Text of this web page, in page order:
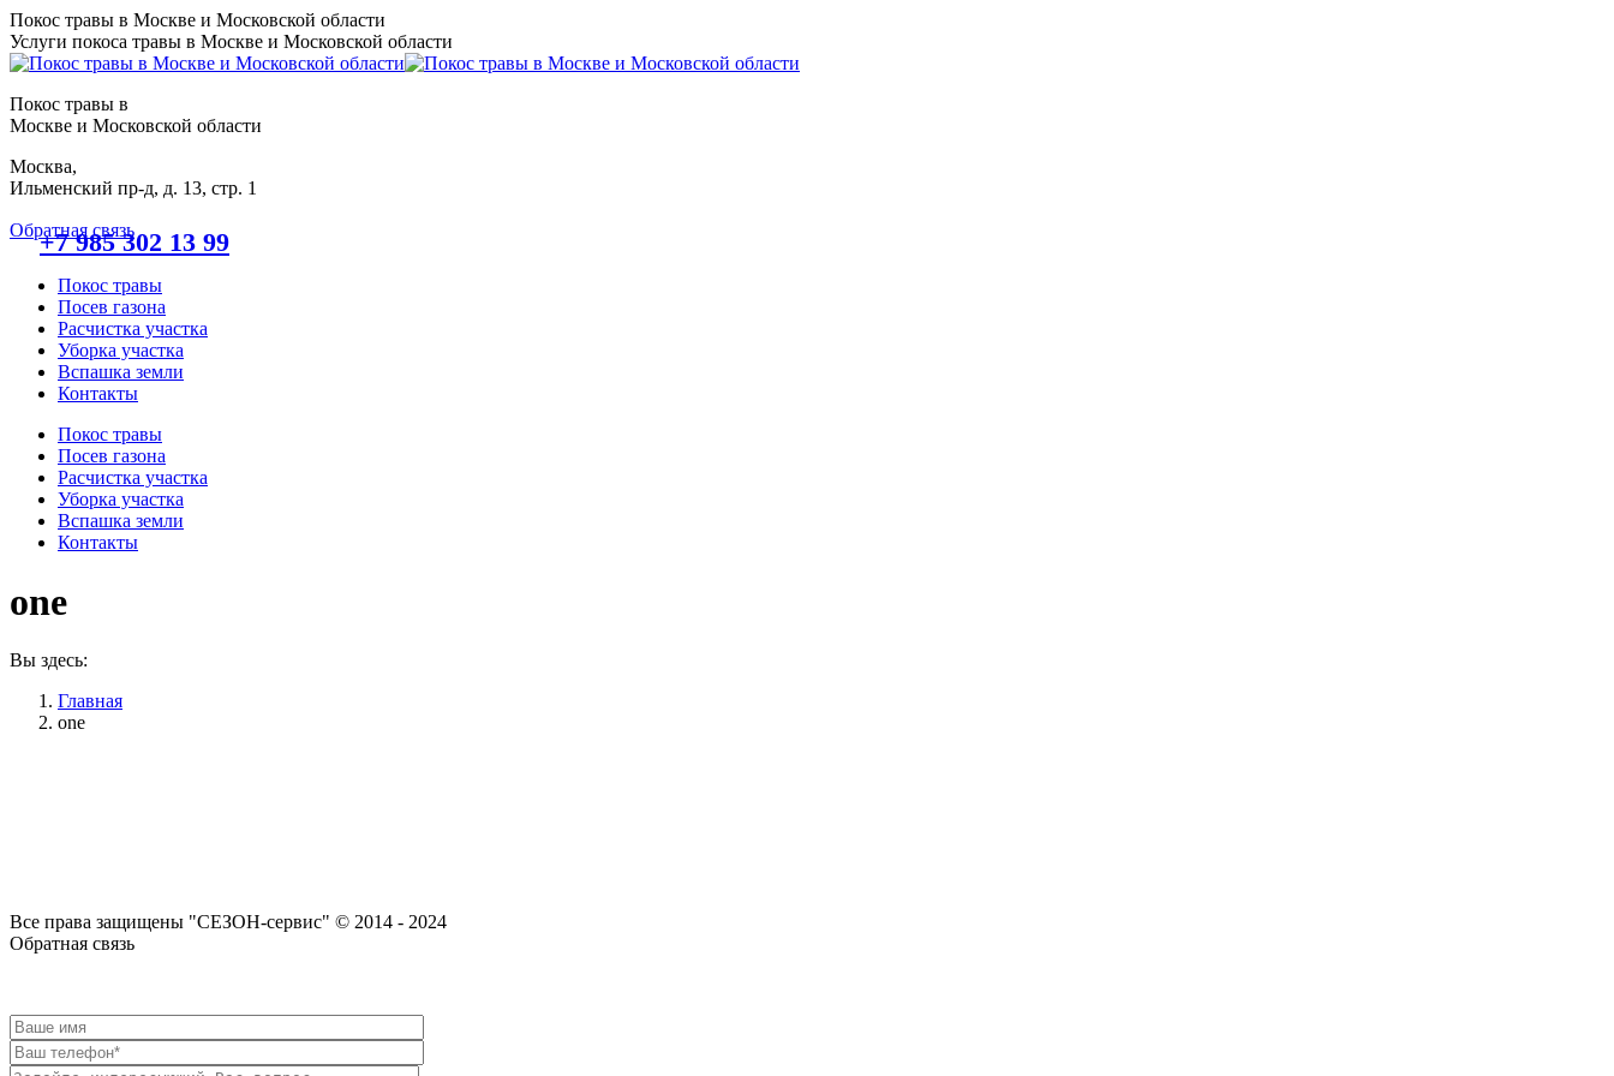
Перейти
к
содержанию
Покос травы в Москве и Московской области
Услуги покоса травы в Москве и Московской области
Покос травы в
Москве и Московской области
Москва,
Ильменский пр-д, д. 13, стр. 1
Обратная связь
+7 985 302 13 99
Покос травы
Посев газона
Расчистка участка
Уборка участка
Вспашка земли
Контакты
Покос травы
Посев газона
Расчистка участка
Уборка участка
Вспашка земли
Контакты
one
Вы здесь:
Главная
one
Все права защищены "СЕЗОН-сервис" © 2014 - 2024
Вверх
Обратная связь